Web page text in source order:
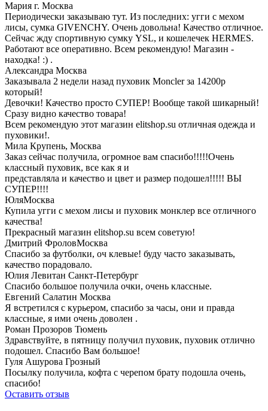
Мария г. Москва
Периодически заказываю тут. Из последних: угги с мехом
лисы, сумка GIVENCHY. Очень довольна! Качество отличное.
Сейчас жду спортивную сумку YSL, и кошелечек HERMES.
Работают все оперативно. Всем рекомендую! Магазин -
находка! :) .
Александра Москва
Заказывала 2 недели назад пуховик Moncler за 14200р
который!
Девочки! Качество просто СУПЕР! Вообще такой шикарный!
Сразу видно качество товара!
Всем рекомендую этот магазин elitshop.su отличная одежда и
пуховики!.
Мила Крупень, Москва
Заказ сейчас получила, огромное вам спасибо!!!!!Очень
классный пуховик, все как я и
представляла и качество и цвет и размер подошел!!!!! ВЫ
СУПЕР!!!!
ЮляМосква
Купила угги с мехом лисы и пуховик монклер все отличного
качества!
Прекрасный магазин elitshop.su всем советую!
Дмитрий ФроловМосква
Спасибо за футболки, оч клевые! буду часто заказывать,
качество порадовало.
Юлия Левитан Санкт-Петербург
Спасибо большое получила очки, очень классные.
Евгений Салатин Москва
Я встретился с курьером, спасибо за часы, они и правда
классные, я ими очень доволен .
Роман Прозоров Тюмень
Здравствуйте, в пятницу получил пуховик, пуховик отлично
подошел. Спасибо Вам большое!
Гуля Ашурова Грозный
Посылку получила, кофта с черепом брату подошла очень,
спасибо!
Оставить отзыв